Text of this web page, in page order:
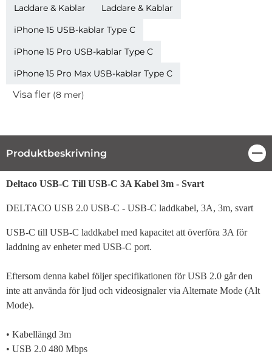
Laddare & Kablar
Laddare & Kablar
iPhone 15 USB-kablar Type C
iPhone 15 Pro USB-kablar Type C
iPhone 15 Pro Max USB-kablar Type C
Visa fler (8 mer)
Produktbeskrivning
Produktbeskrivning
Deltaco USB-C Till USB-C 3A Kabel 3m - Svart
DELTACO USB 2.0 USB-C - USB-C laddkabel, 3A, 3m, svart
USB-C till USB-C laddkabel med kapacitet att överföra 3A för
laddning av enheter med USB-C port.
Eftersom denna kabel följer specifikationen för USB 2.0 går den
inte att använda för ljud och videosignaler via Alternate Mode (Alt
Mode).
• Kabellängd 3m
• USB 2.0 480 Mbps